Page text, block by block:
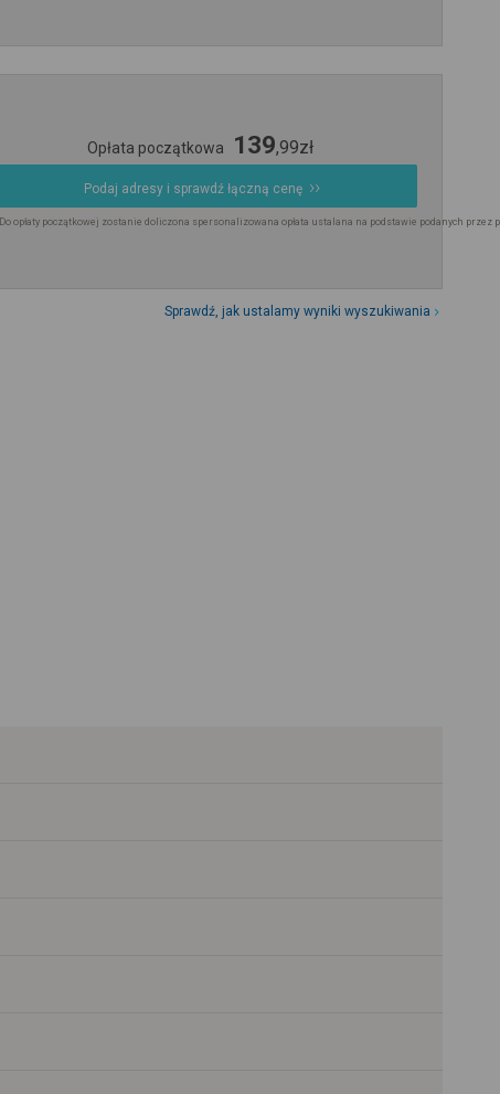
Opłata początkowa 139,99zł
Podaj adresy i sprawdź łączną cenę
Do opłaty początkowej zostanie doliczona spersonalizowana opłata ustalana na podstawie podanych przez
Sprawdź, jak ustalamy wyniki wyszukiwania